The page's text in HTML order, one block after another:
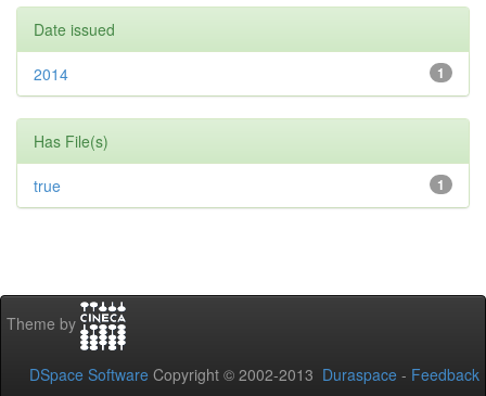
Date issued
1
2014
Has File(s)
1
true
Theme by
DSpace Software Copyright © 2002-2013 Duraspace - Feedback